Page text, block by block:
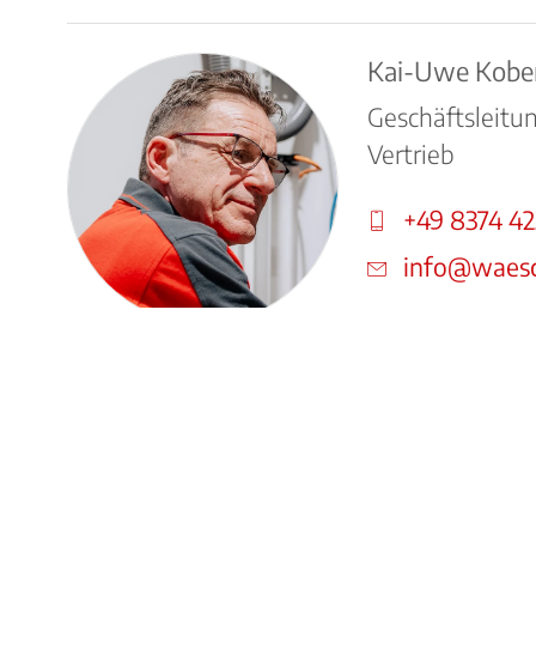
Kai-Uwe
Vertrieb
+49 8374